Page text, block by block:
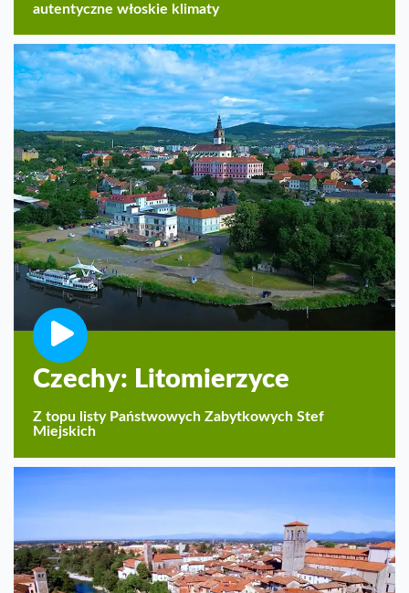
autentyczne włoskie klimaty
Czechy: Litomierzyce
Z topu listy Państwowych Zabytkowych Stef
Miejskich